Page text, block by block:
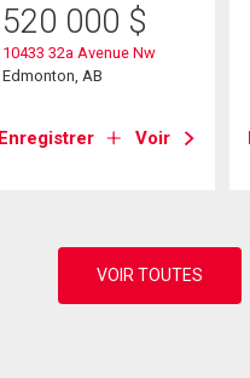
520 000 $
10433 32a Avenue Nw
Edmonton, AB
Enregistrer Voir